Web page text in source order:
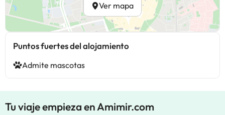
Ver mapa
Puntos fuertes del alojamiento
Admite mascotas
Tu viaje empieza en Amimir.com